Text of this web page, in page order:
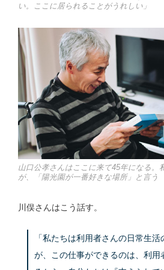
い。ここに居られることがうれしい」
山口公孝さんはここに来て45年になる。
が、「陽光園が一番好きな場所」と言う
川俣さんはこう話す。
「私たちは利用者さんの日常生
が、この仕事ができるのは、利用